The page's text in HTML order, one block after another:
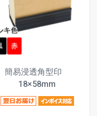
簡易浸透角型印
18×58mm